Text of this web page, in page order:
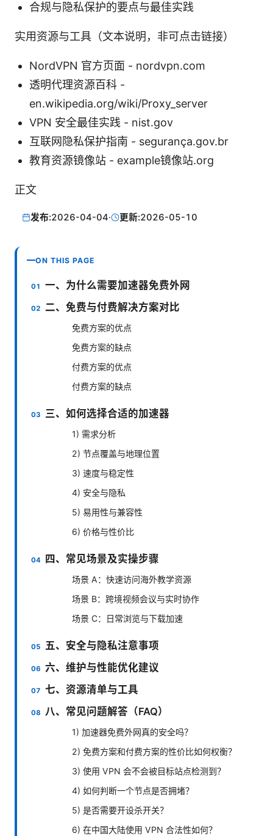
合规与隐私保护的要点与最佳实践
实用资源与工具（文本说明，非可点击链接）
NordVPN 官方页面 - nordvpn.com
透明代理资源百科 -
en.wikipedia.org/wiki/Proxy_server
VPN 安全最佳实践 - nist.gov
互联网隐私保护指南 - segurança.gov.br
教育资源镜像站 - example镜像站.org
正文
发布:2026-04-04· 更新:2026-05-10
ON THIS PAGE
一、为什么需要加速器免费外网
二、免费与付费解决方案对比
免费方案的优点
免费方案的缺点
付费方案的优点
付费方案的缺点
三、如何选择合适的加速器
1) 需求分析
2) 节点覆盖与地理位置
3) 速度与稳定性
4) 安全与隐私
5) 易用性与兼容性
6) 价格与性价比
四、常见场景及实操步骤
场景 A：快速访问海外教学资源
场景 B：跨境视频会议与实时协作
场景 C：日常浏览与下载加速
五、安全与隐私注意事项
六、维护与性能优化建议
七、资源清单与工具
八、常见问题解答（FAQ）
1) 加速器免费外网真的安全吗？
2) 免费方案和付费方案的性价比如何权衡？
3) 使用 VPN 会不会被目标站点检测到？
4) 如何判断一个节点是否拥堵？
5) 是否需要开设杀开关？
6) 在中国大陆使用 VPN 合法性如何？